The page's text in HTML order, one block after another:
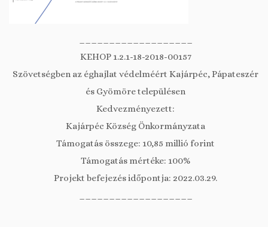
KEHOP 1.2.1-18-2018-00157
Szövetségben az éghajlat védelméért Kajárpéc, Pápateszér
és Gyömöre településen
Kedvezményezett:
Kajárpéc Község Önkormányzata
Támogatás összege: 10,85 millió forint
Támogatás mértéke: 100%
Projekt befejezés időpontja: 2022.03.29.